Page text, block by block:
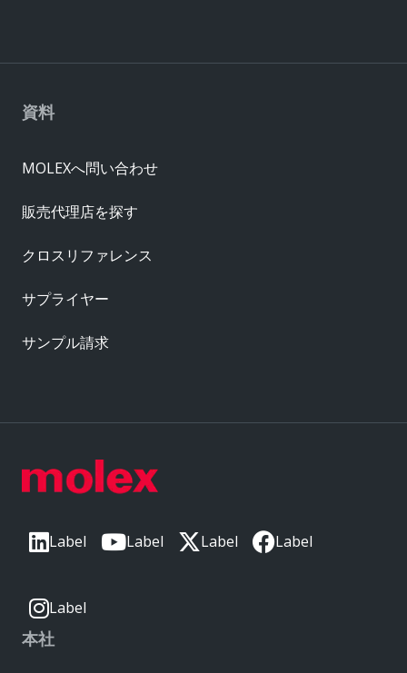
Label Label Label Label
Label
本社
資料
MOLEXへ問い合わせ
販売代理店を探す
クロスリファレンス
サプライヤー
サンプル請求